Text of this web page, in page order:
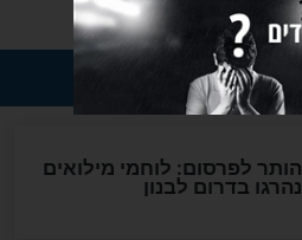
בריאות